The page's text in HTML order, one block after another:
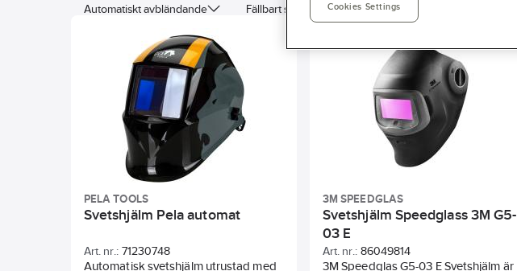
Automatiskt avbländande Fällbart svetsfilter Täthetsgrad
PELA TOOLS
Svetshjälm Pela automat
Art. nr.: 71230748
Automatisk svetshjälm utrustad med
3M SPEEDGLAS
Svetshjälm Speedglass 3M G5-
03 E
Art. nr.: 86049814
3M Speedglas G5-03 E Svetshjälm är
Cookies Settings